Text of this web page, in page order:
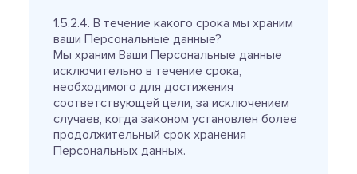
1.5.2.4. В течение какого срока мы храним
ваши Персональные данные?
Мы храним Ваши Персональные данные
исключительно в течение срока,
необходимого для достижения
соответствующей цели, за исключением
случаев, когда законом установлен более
продолжительный срок хранения
Персональных данных.